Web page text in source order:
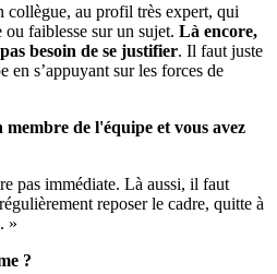
collègue, au profil très expert, qui
ou faiblesse sur un sujet. Là encore,
besoin de se justifier. Il faut juste
en s’appuyant sur les forces de
membre de l'équipe et vous avez
pas immédiate. Là aussi, il faut
reposer le cadre, quitte à
»
?